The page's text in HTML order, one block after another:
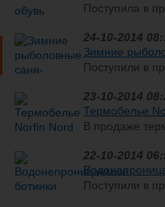
Поступила в
рыбалки Torvi
потребителю
24-10-2014
Зимние
Поступили в
рыболова.
рыбалке,...
23-10-2014
Термобелье
В продаже
высококачественного
материал от...
22-10-2014
Поступили в